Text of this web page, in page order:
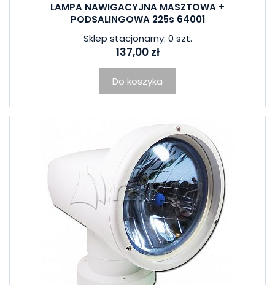
LAMPA NAWIGACYJNA MASZTOWA +
PODSALINGOWA 225s 64001
Sklep stacjonarny: 0 szt.
137,00 zł
Do koszyka